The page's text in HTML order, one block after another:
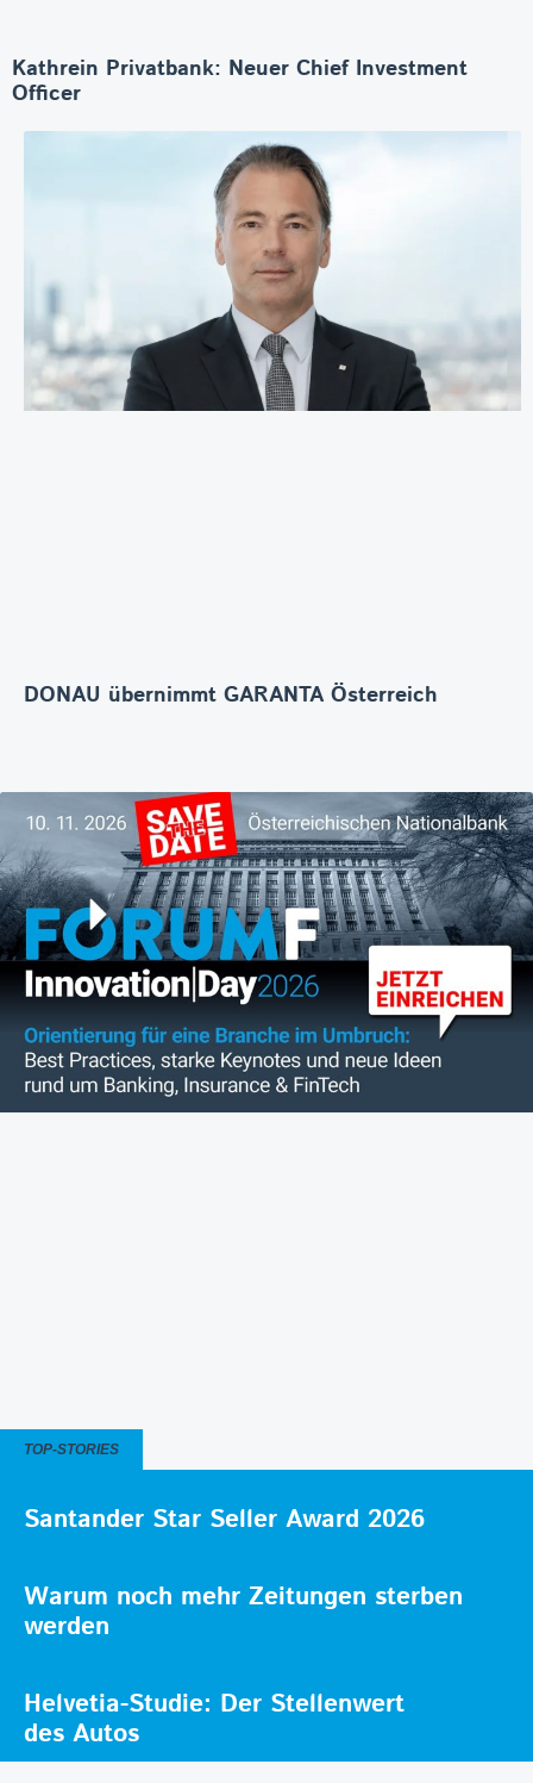
Kathrein Privatbank: Neuer Chief Investment
Officer
DONAU übernimmt GARANTA Österreich
TOP-STORIES
Santander Star Seller Award 2026
Warum noch mehr Zeitungen sterben
werden
Helvetia-Studie: Der Stellenwert
des Autos